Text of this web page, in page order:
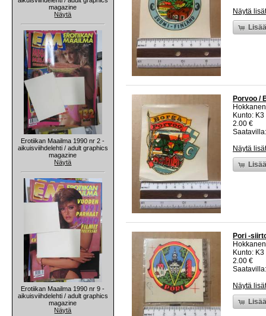
magazine
Näytä
Erotiikan Maailma 1990 nr 2 -
aikuisviihdelehti / adult graphics
magazine
Näytä
Erotiikan Maailma 1990 nr 9 -
aikuisviihdelehti / adult graphics
magazine
Näytä
Näytä
Porvoo /
Kunto:
2.00 €
Näytä
Pori -
Kunto:
2.00 €
Näytä